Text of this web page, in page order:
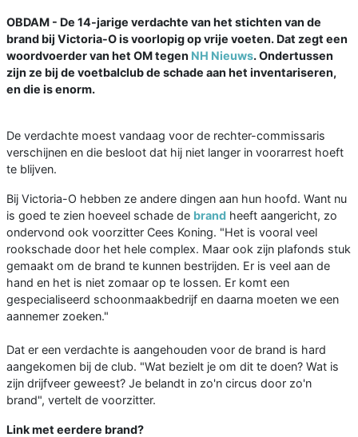
OBDAM - De 14-jarige verdachte van het stichten van de
brand bij Victoria-O is voorlopig op vrije voeten. Dat zegt een
woordvoerder van het OM tegen NH Nieuws. Ondertussen
zijn ze bij de voetbalclub de schade aan het inventariseren,
en die is enorm.
De verdachte moest vandaag voor de rechter-commissaris
verschijnen en die besloot dat hij niet langer in voorarrest hoeft
te blijven.
Bij Victoria-O hebben ze andere dingen aan hun hoofd. Want nu
is goed te zien hoeveel schade de brand heeft aangericht, zo
ondervond ook voorzitter Cees Koning. "Het is vooral veel
rookschade door het hele complex. Maar ook zijn plafonds stuk
gemaakt om de brand te kunnen bestrijden. Er is veel aan de
hand en het is niet zomaar op te lossen. Er komt een
gespecialiseerd schoonmaakbedrijf en daarna moeten we een
aannemer zoeken."
Dat er een verdachte is aangehouden voor de brand is hard
aangekomen bij de club. "Wat bezielt je om dit te doen? Wat is
zijn drijfveer geweest? Je belandt in zo'n circus door zo'n
brand", vertelt de voorzitter.
Link met eerdere brand?